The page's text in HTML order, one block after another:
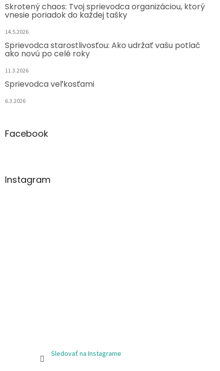
Skrotený chaos: Tvoj sprievodca organizáciou, ktorý
vnesie poriadok do každej tašky
14.5.2026
Sprievodca starostlivosťou: Ako udržať vašu potlač
ako novú po celé roky
11.3.2026
Sprievodca veľkosťami
6.3.2026
Facebook
Instagram
Sledovať na Instagrame